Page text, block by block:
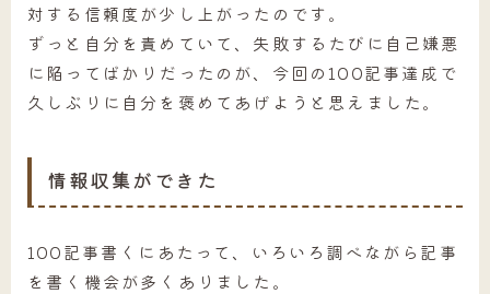
対する信頼度が少し上がったのです。
ずっと自分を責めていて、失敗するたびに自己嫌悪
に陥ってばかりだったのが、今回の100記事達成で
久しぶりに自分を褒めてあげようと思えました。
情報収集ができた
100記事書くにあたって、いろいろ調べながら記事
を書く機会が多くありました。